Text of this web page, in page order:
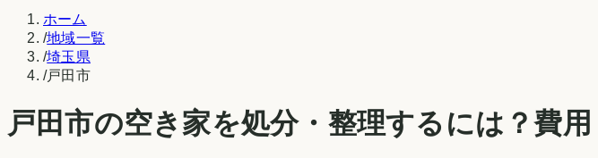
ホーム
/地域一覧
/埼玉県
/戸田市
戸田市の空き家を処分・整理するには？費